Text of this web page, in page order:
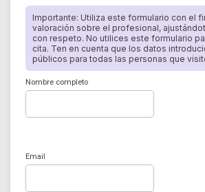
Importante: Utiliza este formulario con el
valoración sobre el profesional,
con respeto. No utilices este formulario
cita. Ten en cuenta que los datos
públicos para todas las personas que
Nombre completo
Email